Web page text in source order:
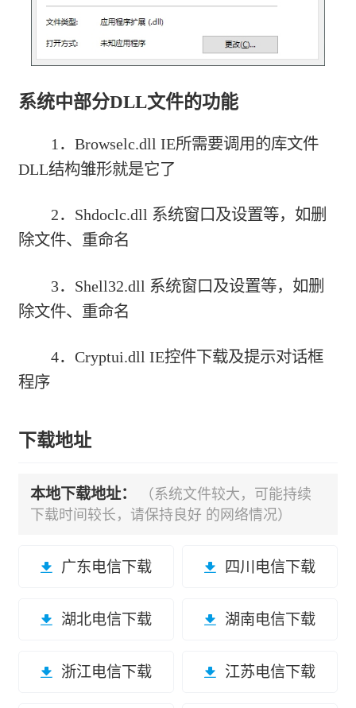
系统中部分DLL文件的功能
1．Browselc.dll IE所需要调用的库文件
DLL结构雏形就是它了
2．Shdoclc.dll 系统窗口及设置等，如删
除文件、重命名
3．Shell32.dll 系统窗口及设置等，如删
除文件、重命名
4．Cryptui.dll IE控件下载及提示对话框
程序
下载地址
本地下载地址：
（系统文件较大，可能持续
下载时间较长，请保持良好 的网络情况）
广东电信下载 四川电信下载
湖北电信下载 湖南电信下载
浙江电信下载 江苏电信下载